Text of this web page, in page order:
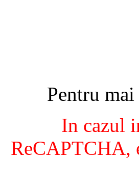
Pentru
In cazul
ReCAPTCHA,